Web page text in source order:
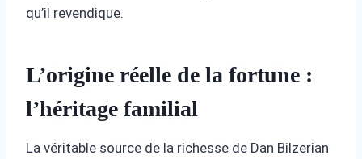
qu’il revendique.
L’origine réelle de la fortune :
l’héritage familial
La véritable source de la richesse de Dan Bilzerian